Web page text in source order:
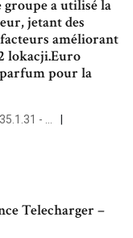
groupe a utilisé la
jetant des
améliorant
lokacji.Euro
pour la
- …
Telecharger –